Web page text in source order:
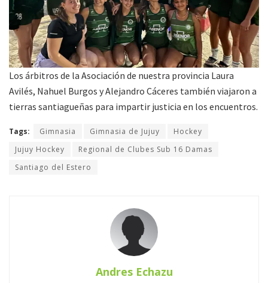
Los árbitros de la Asociación de nuestra provincia Laura
Avilés, Nahuel Burgos y Alejandro Cáceres también viajaron a
tierras santiagueñas para impartir justicia en los encuentros.
Tags: Gimnasia Gimnasia de Jujuy
Hockey
Jujuy Hockey
Regional de Clubes Sub 16 Damas
Santiago del Estero
Andres Echazu